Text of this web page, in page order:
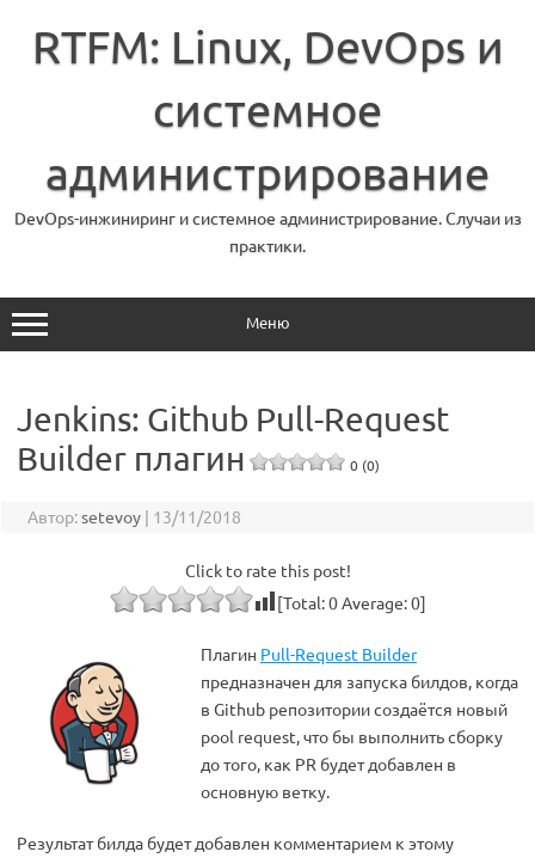
содержимому
RTFM: Linux, DevOps и
системное
администрирование
DevOps-инжиниринг и системное администрирование. Случаи из
практики.
Меню
Jenkins: Github Pull-Request
Builder плагин
0 (0)
Автор:setevoy | 13/11/2018
Click to rate this post!
[Total:0Average:0]
Плагин Pull-Request Builder
предназначен для запуска билдов, когда
в Github репозитории создаётся новый
pool request, что бы выполнить сборку
до того, как PR будет добавлен в
основную ветку.
Результат билда будет добавлен комментарием к этому